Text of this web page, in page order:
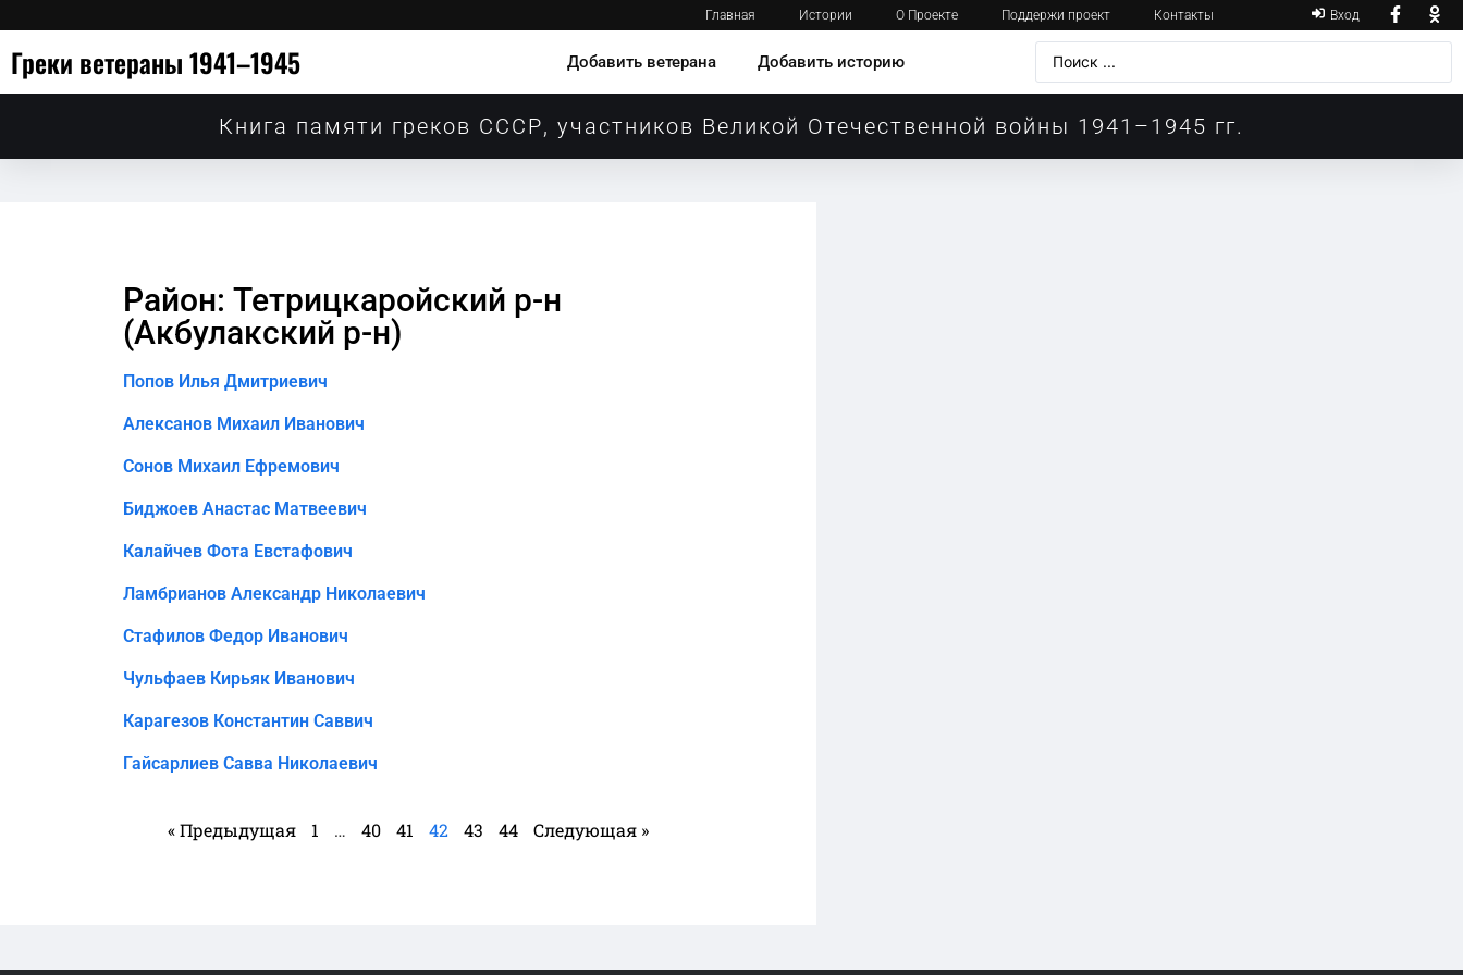
Главная Истории О Проекте Поддержи проект Контакты Вход
Греки ветераны 1941–1945 Добавить ветерана Добавить историю
Книга памяти греков СССР, участников Великой Отечественной войны 1941–1945 гг.
Район: Тетрицкаройский р-н
(Акбулакский р-н)
Попов Илья Дмитриевич
Алексанов Михаил Иванович
Сонов Михаил Ефремович
Биджоев Анастас Матвеевич
Калайчев Фота Евстафович
Ламбрианов Александр Николаевич
Стафилов Федор Иванович
Чульфаев Кирьяк Иванович
Карагезов Константин Саввич
Гайсарлиев Савва Николаевич
« Предыдущая 1 … 40 41 42 43 44 Следующая »